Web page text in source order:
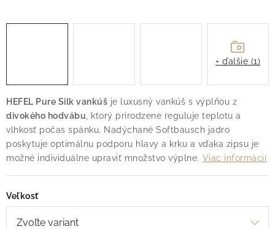
HEFEL Pure Silk vankúš je luxusný vankúš s výplňou z
divokého hodvábu , ktorý prirodzene reguluje teplotu a
vlhkosť počas spánku. Nadýchané Softbausch jadro
poskytuje optimálnu podporu hlavy a krku a vďaka zipsu je
možné individuálne upraviť množstvo výplne. Viac informácií
Veľkosť
+ ďalšie (1)